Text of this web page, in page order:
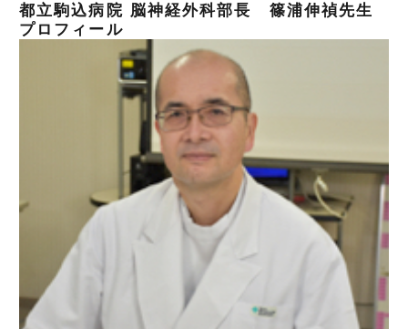
都立駒込病院 脳神経外科部長 篠浦伸禎先生
プロフィール